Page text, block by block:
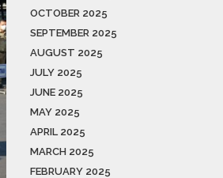
OCTOBER 2025
SEPTEMBER 2025
AUGUST 2025
JULY 2025
JUNE 2025
MAY 2025
APRIL 2025
MARCH 2025
FEBRUARY 2025